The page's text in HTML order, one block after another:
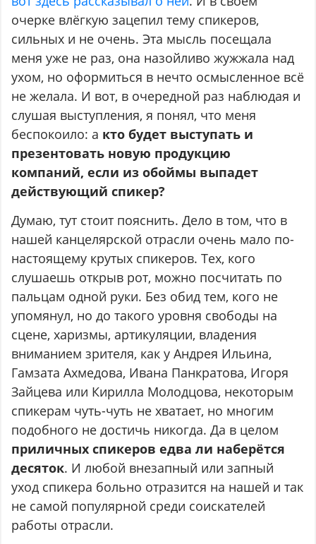
очерке влёгкую зацепил тему спикеров,
сильных и не очень. Эта мысль посещала
меня уже не раз, она назойливо жужжала над
ухом, но оформиться в нечто осмысленное всё
не желала. И вот, в очередной раз наблюдая и
слушая выступления, я понял, что меня
беспокоило: а кто будет выступать и
презентовать новую продукцию
компаний, если из обоймы выпадет
действующий спикер?
Думаю, тут стоит пояснить. Дело в том, что в
нашей канцелярской отрасли очень мало по-
настоящему крутых спикеров. Тех, кого
слушаешь открыв рот, можно посчитать по
пальцам одной руки. Без обид тем, кого не
упомянул, но до такого уровня свободы на
сцене, харизмы, артикуляции, владения
вниманием зрителя, как у Андрея Ильина,
Гамзата Ахмедова, Ивана Панкратова, Игоря
Зайцева или Кирилла Молодцова, некоторым
спикерам чуть-чуть не хватает, но многим
подобного не достичь никогда. Да в целом
приличных спикеров едва ли наберётся
десяток. И любой внезапный или запный
уход спикера больно отразится на нашей и так
не самой популярной среди соискателей
работы отрасли.